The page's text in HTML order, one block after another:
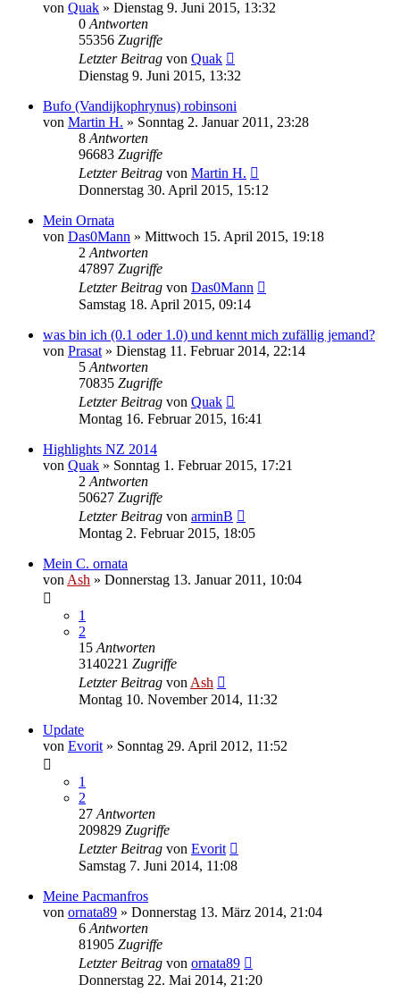
von Quak » Dienstag 9. Juni 2015, 13:32
0 Antworten
55356 Zugriffe
Letzter Beitrag von Quak
Dienstag 9. Juni 2015, 13:32
Bufo (Vandijkophrynus) robinsoni
von Martin H. » Sonntag 2. Januar 2011, 23:28
8 Antworten
96683 Zugriffe
Letzter Beitrag von Martin H.
Donnerstag 30. April 2015, 15:12
Mein Ornata
von Das0Mann » Mittwoch 15. April 2015, 19:18
2 Antworten
47897 Zugriffe
Letzter Beitrag von Das0Mann
Samstag 18. April 2015, 09:14
was bin ich (0.1 oder 1.0) und kennt mich zufällig jemand?
von Prasat » Dienstag 11. Februar 2014, 22:14
5 Antworten
70835 Zugriffe
Letzter Beitrag von Quak
Montag 16. Februar 2015, 16:41
Highlights NZ 2014
von Quak » Sonntag 1. Februar 2015, 17:21
2 Antworten
50627 Zugriffe
Letzter Beitrag von arminB
Montag 2. Februar 2015, 18:05
Mein C. ornata
von Ash » Donnerstag 13. Januar 2011, 10:04
1
2
15 Antworten
3140221 Zugriffe
Letzter Beitrag von Ash
Montag 10. November 2014, 11:32
Update
von Evorit » Sonntag 29. April 2012, 11:52
1
2
27 Antworten
209829 Zugriffe
Letzter Beitrag von Evorit
Samstag 7. Juni 2014, 11:08
Meine Pacmanfros
von ornata89 » Donnerstag 13. März 2014, 21:04
6 Antworten
81905 Zugriffe
Letzter Beitrag von ornata89
Donnerstag 22. Mai 2014, 21:20